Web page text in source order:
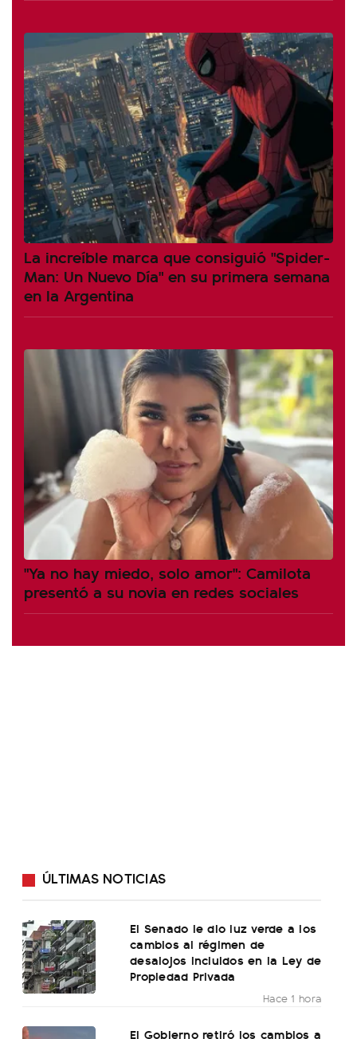
La increíble marca que consiguió "Spider-
Man: Un Nuevo Día" en su primera semana
en la Argentina
"Ya no hay miedo, solo amor": Camilota
presentó a su novia en redes sociales
ÚLTIMAS NOTICIAS
El Senado le dio luz verde a los
cambios al régimen de
desalojos incluidos en la Ley de
Propiedad Privada
Hace 1 hora
El Gobierno retiró los cambios a